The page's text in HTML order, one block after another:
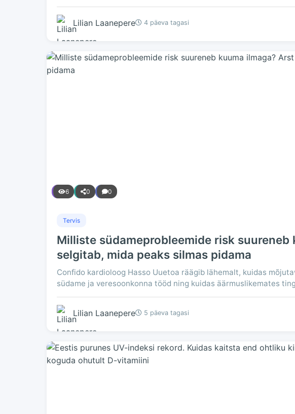
Lilian Laanepere 4 päeva tagasi
6 0 0
Tervis
Milliste südameprobleemide risk suureneb
selgitab, mida peaks silmas pidama
Confido kardioloog Hasso Uuetoa räägib lähemalt, kuidas
südame ja veresoonkonna tööd ning kuidas äärmuslikemates
Lilian Laanepere 5 päeva tagasi